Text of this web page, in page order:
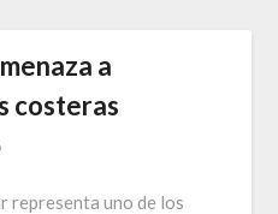
a
costeras
representa uno de los